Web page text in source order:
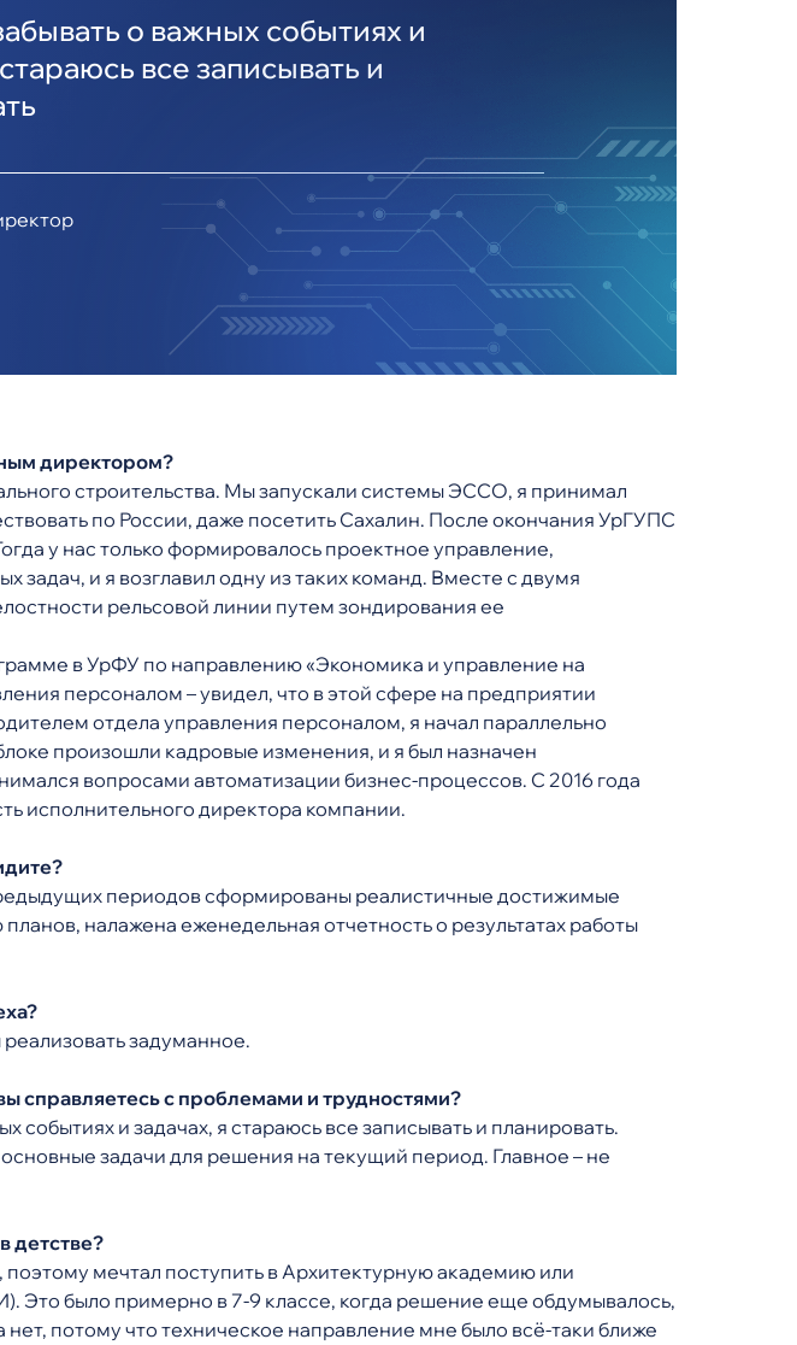
о важных событиях и
все записывать и
директором?
строительства. Мы запускали системы ЭССО, я принимал
по России, даже посетить Сахалин. После окончания УрГУПС
у нас только формировалось проектное управление,
и я возглавил одну из таких команд. Вместе с двумя
рельсовой линии путем зондирования ее
в УрФУ по направлению «Экономика и управление на
персоналом – увидел, что в этой сфере на предприятии
отдела управления персоналом, я начал параллельно
произошли кадровые изменения, и я был назначен
вопросами автоматизации бизнес-процессов. С 2016 года
исполнительного директора компании.
периодов сформированы реалистичные достижимые
налажена еженедельная отчетность о результатах работы
задуманное.
справляетесь с проблемами и трудностями?
и задачах, я стараюсь все записывать и планировать.
задачи для решения на текущий период. Главное – не
детстве?
мечтал поступить в Архитектурную академию или
было примерно в 7-9 классе, когда решение еще обдумывалось,
потому что техническое направление мне было всё-таки ближе